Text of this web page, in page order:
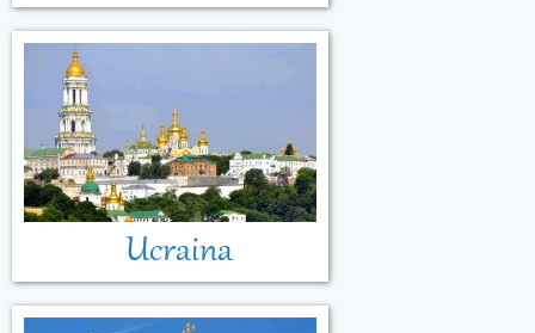
Ucraina